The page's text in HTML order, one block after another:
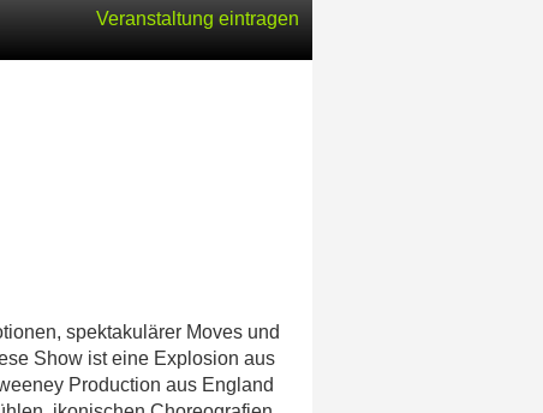
Veranstaltung eintragen
spektakulärer Moves und
Show ist eine Explosion aus
Production aus England